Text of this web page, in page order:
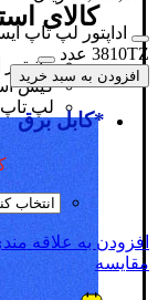
کالای
کیس
لپ
3810TZ عدد
افزودن به سبد خرید
*کابل برق
افزودن به علاقه
مقایسه